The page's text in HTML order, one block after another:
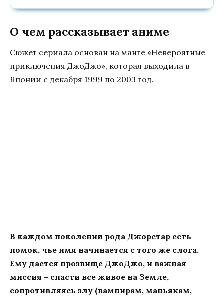
О чем рассказывает аниме
Сюжет сериала основан на манге «Невероятные
приключения ДжоДжо», которая выходила в
Японии с декабря 1999 по 2003 год.
В каждом поколении рода Джорстар есть
помок, чье имя начинается с того же слога.
Ему дается прозвище ДжоДжо, и важная
миссия – спасти все живое на Земле,
сопротивляясь злу (вампирам, маньякам,